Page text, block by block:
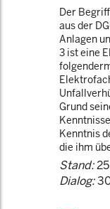
Der
aus der
Anlagen
3 ist eine
Grund
Kenntnis
die ihm
Stand:
Dialog: